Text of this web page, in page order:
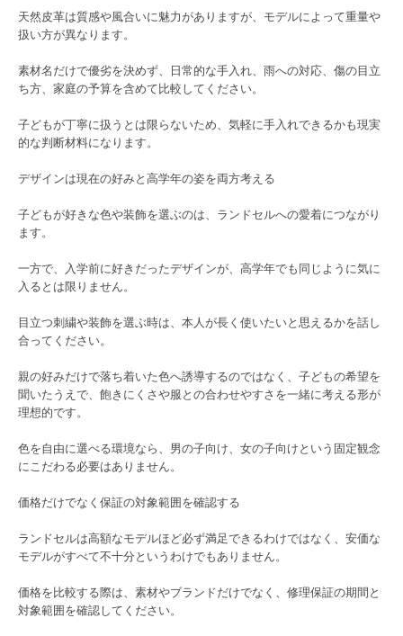
天然皮革は質感や風合いに魅力がありますが、モデルによって重量や
扱い方が異なります。
素材名だけで優劣を決めず、日常的な手入れ、雨への対応、傷の目立
ち方、家庭の予算を含めて比較してください。
子どもが丁寧に扱うとは限らないため、気軽に手入れできるかも現実
的な判断材料になります。
デザインは現在の好みと高学年の姿を両方考える
子どもが好きな色や装飾を選ぶのは、ランドセルへの愛着につながり
ます。
一方で、入学前に好きだったデザインが、高学年でも同じように気に
入るとは限りません。
目立つ刺繍や装飾を選ぶ時は、本人が長く使いたいと思えるかを話し
合ってください。
親の好みだけで落ち着いた色へ誘導するのではなく、子どもの希望を
聞いたうえで、飽きにくさや服との合わせやすさを一緒に考える形が
理想的です。
色を自由に選べる環境なら、男の子向け、女の子向けという固定観念
にこだわる必要はありません。
価格だけでなく保証の対象範囲を確認する
ランドセルは高額なモデルほど必ず満足できるわけではなく、安価な
モデルがすべて不十分というわけでもありません。
価格を比較する際は、素材やブランドだけでなく、修理保証の期間と
対象範囲を確認してください。